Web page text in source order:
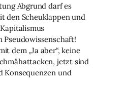
Abgrund darf es
den Scheuklappen und
dem „Ja aber“, keine
jetzt sind
Konsequenzen und